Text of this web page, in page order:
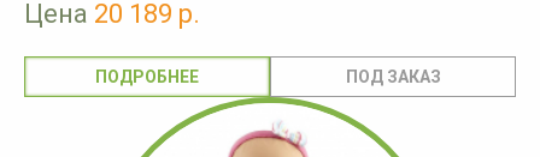
Цена 20 189 р.
ПОДРОБНЕЕ